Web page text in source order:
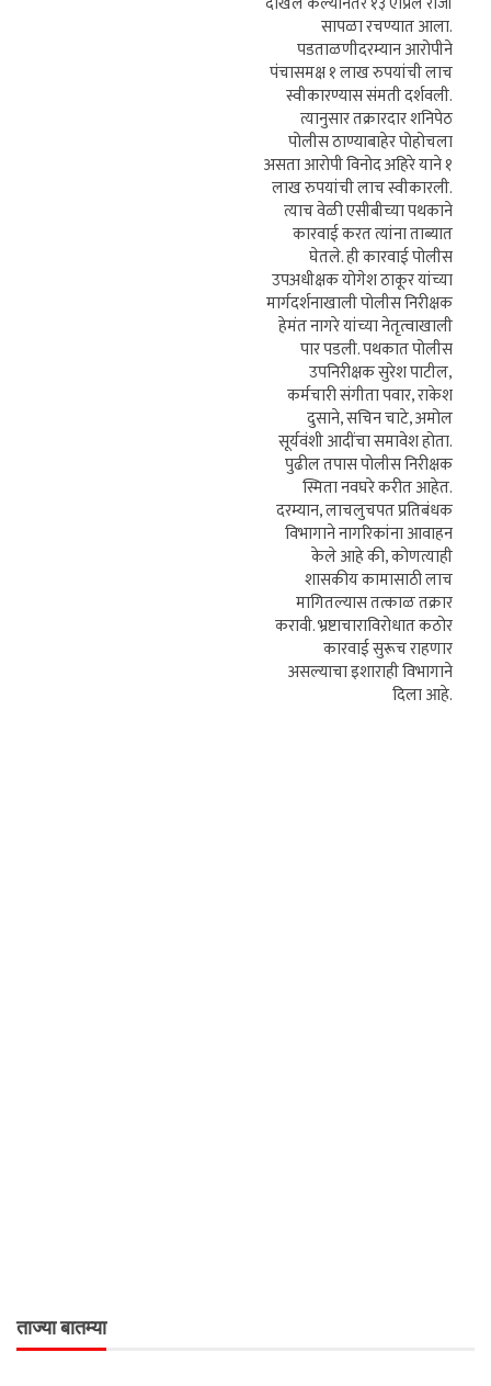
सापळा रचण्यात आला.
पडताळणीदरम्यान आरोपीने
पंचासमक्ष १ लाख रुपयांची लाच
स्वीकारण्यास संमती दर्शवली.
त्यानुसार तक्रारदार शनिपेठ
पोलीस ठाण्याबाहेर पोहोचला
असता आरोपी विनोद अहिरे याने १
लाख रुपयांची लाच स्वीकारली.
त्याच वेळी एसीबीच्या पथकाने
कारवाई करत त्यांना ताब्यात
घेतले. ही कारवाई पोलीस
उपअधीक्षक योगेश ठाकूर यांच्या
मार्गदर्शनाखाली पोलीस निरीक्षक
हेमंत नागरे यांच्या नेतृत्वाखाली
पार पडली. पथकात पोलीस
उपनिरीक्षक सुरेश पाटील,
कर्मचारी संगीता पवार, राकेश
दुसाने, सचिन चाटे, अमोल
सूर्यवंशी आदींचा समावेश होता.
पुढील तपास पोलीस निरीक्षक
स्मिता नवघरे करीत आहेत.
दरम्यान, लाचलुचपत प्रतिबंधक
विभागाने नागरिकांना आवाहन
केले आहे की, कोणत्याही
शासकीय कामासाठी लाच
मागितल्यास तत्काळ तक्रार
करावी. भ्रष्टाचाराविरोधात कठोर
कारवाई सुरूच राहणार
असल्याचा इशाराही विभागाने
दिला आहे.
ताज्या बातम्या